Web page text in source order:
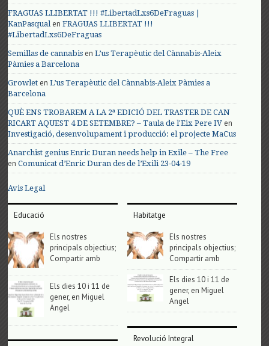
FRAGUAS LLIBERTAT !!! #LibertadLxs6DeFraguas |
KanPasqualenFRAGUAS LLIBERTAT !!!
#LibertadLxs6DeFraguas
Semillas de cannabis enL’us Terapèutic del Cànnabis-Aleix
Pàmies a Barcelona
Growlet enL’us Terapèutic del Cànnabis-Aleix Pàmies a
Barcelona
QUÈ ENS TROBAREM A LA 2ª EDICIÓ DEL TRASTER DE CAN
RICART AQUEST 4 DE SETEMBRE? – Taula de l'Eix Pere IV en
Investigació, desenvolupament i producció: el projecte MaCus
Anarchist genius Enric Duran needs help in Exile – The Free
enComunicat d’Enric Duran des de l’Exili 23-04-19
Avis Legal
Educació
Els nostres
principals objectius;
Compartir amb
Els dies 10 i 11 de
gener, en Miguel
Angel
Habitatge
Els nostres
principals objectius;
Compartir amb
Els dies 10 i 11 de
gener, en Miguel
Angel
Revolució Integral